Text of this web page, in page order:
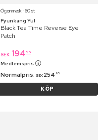
Ögonmask ⋅ 60 st
Pyunkang Yul
Black Tea Time Reverse Eye
Patch
SEK 194 95
Medlemspris
Normalpris: SEK 254 95
KÖP